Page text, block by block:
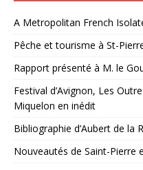
A Metropolitan French
Pêche et tourisme à St-
Rapport présenté à M. le
Festival d’Avignon, Les
Miquelon en inédit
Bibliographie d’Aubert de la
Nouveautés de Saint-Pierre